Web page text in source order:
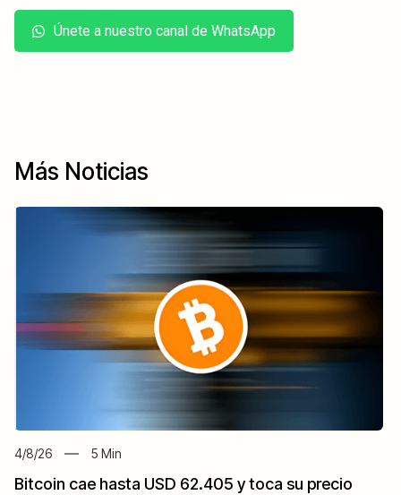
Únete a nuestro canal de WhatsApp
Más Noticias
4/8/26 5 Min
Bitcoin cae hasta USD 62.405 y toca su precio